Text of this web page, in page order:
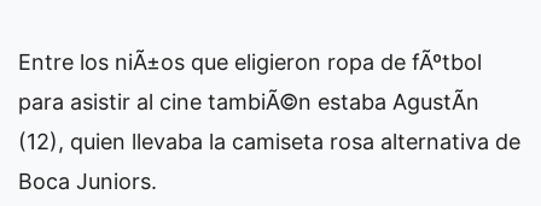
Entre los niÃ±os que eligieron ropa de fÃºtbol
para asistir al cine tambiÃ©n estaba AgustÃ­n
(12), quien llevaba la camiseta rosa alternativa de
Boca Juniors.